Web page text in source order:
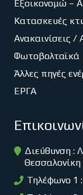
Εξοικονομώ –
Κατασκευές
Ανακαινίσεις /
Φωτοβολταϊκά
Άλλες πηγές
ΕΡΓΑ
Διεύθυνση :
Θεσσαλονίκη
Τηλέφωνο 1